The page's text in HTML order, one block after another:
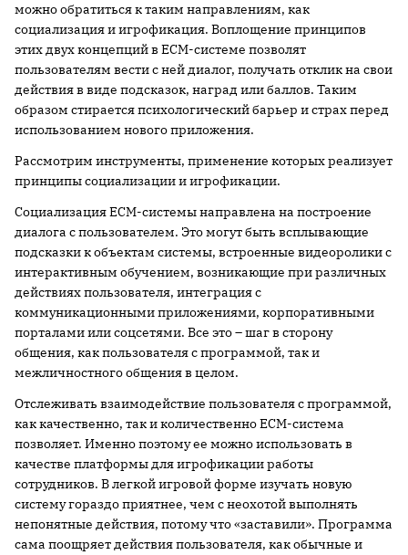
можно обратиться к таким направлениям, как
социализация и игрофикация. Воплощение принципов
этих двух концепций в ECM-системе позволят
пользователям вести с ней диалог, получать отклик на свои
действия в виде подсказок, наград или баллов. Таким
образом стирается психологический барьер и страх перед
использованием нового приложения.
Рассмотрим инструменты, применение которых реализует
принципы социализации и игрофикации.
Социализация ECM-системы направлена на построение
диалога с пользователем. Это могут быть всплывающие
подсказки к объектам системы, встроенные видеоролики с
интерактивным обучением, возникающие при различных
действиях пользователя, интеграция с
коммуникационными приложениями, корпоративными
порталами или соцсетями. Все это – шаг в сторону
общения, как пользователя с программой, так и
межличностного общения в целом.
Отслеживать взаимодействие пользователя с программой,
как качественно, так и количественно ECM-система
позволяет. Именно поэтому ее можно использовать в
качестве платформы для игрофикации работы
сотрудников. В легкой игровой форме изучать новую
систему гораздо приятнее, чем с неохотой выполнять
непонятные действия, потому что «заставили». Программа
сама поощряет действия пользователя, как обычные и